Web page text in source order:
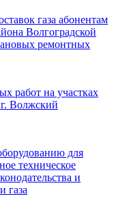
газа абонентам
Волгоградской
ремонтных
работ на участках
г. Волжский
для
техническое
и
газа